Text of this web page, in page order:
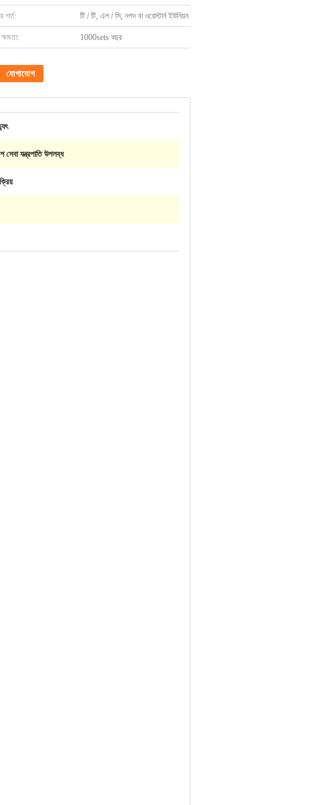
শর্ত: টি / টি, এল / সি, নগদ বা ওয়েস্টার্ন ইউনিয়ন
1000sets বছর
যোগাযোগ
সেবা যন্ত্রপাতি উপলব্ধ